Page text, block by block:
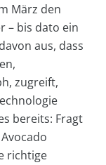
März den
– bis dato ein
aus, dass
zugreift,
bereits: Fragt
richtige